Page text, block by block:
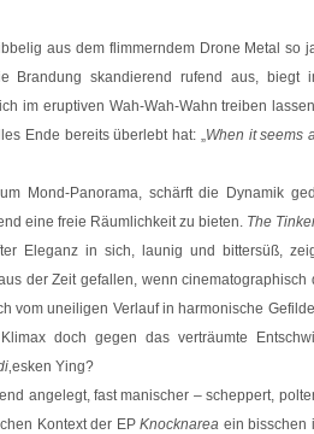
aus dem flimmerndem Drone Metal so
Brandung skandierend rufend aus, biegt
im eruptiven Wah-Wah-Wahn treiben
Ende bereits überlebt hat: „When it seems
Mond-Panorama, schärft die Dynamik
eine freie Räumlichkeit zu bieten. The
Eleganz in sich, launig und bittersüß,
der Zeit gefallen, wenn cinematographisch
vom uneiligen Verlauf in harmonische
doch gegen das verträumte
‚esken Ying?
angelegt, fast manischer – scheppert,
Kontext der EPKnocknarea ein bisschen